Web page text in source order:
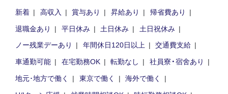
新着 高収入 賞与あり 昇給あり
帰省費あり
退職金あり
平日休み 土日休み
土日祝休み
ノー残業デーあり
年間休日120日以上
交通費支給
車通勤可能
在宅勤務OK 転勤なし
社員寮・宿舍あり
地元･地方で働く
東京で働く
海外で働く